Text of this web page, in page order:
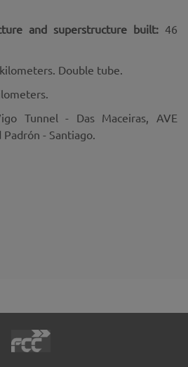
and superstructure built: 46
Double tube.
Tunnel - Das Maceiras, AVE
Padrón - Santiago.